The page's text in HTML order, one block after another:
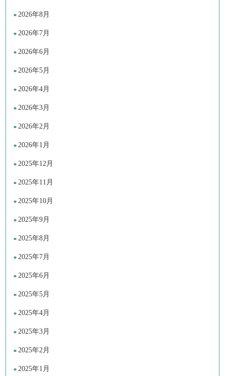
2026年8月
2026年7月
2026年6月
2026年5月
2026年4月
2026年3月
2026年2月
2026年1月
2025年12月
2025年11月
2025年10月
2025年9月
2025年8月
2025年7月
2025年6月
2025年5月
2025年4月
2025年3月
2025年2月
2025年1月